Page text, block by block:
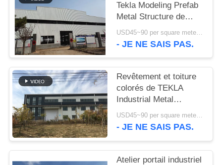
PLAN
DU
SITE
POLITIQUE
DE
CONFIDENTIALITÉ
Tekla Modeling Prefab
Metal Structure de
haute résistance
USD45~90 per square meter MOQ:1000 mètres carrés
- JE NE SAIS PAS.
Revêtement et toiture
colorés de TEKLA
Industrial Metal
Workshop Building
USD45~90 per square meter MOQ:1000 mètres carrés
- JE NE SAIS PAS.
Atelier portail industriel